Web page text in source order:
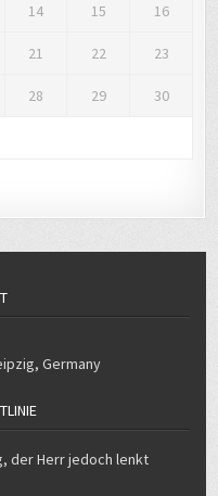
14 15 16
21 22 23
28 29 30
,Germany
der Herr jedoch lenkt